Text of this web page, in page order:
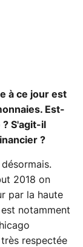
à ce jour est
Est-
S'agit-il
?
2018 on
par la haute
notamment
respectée